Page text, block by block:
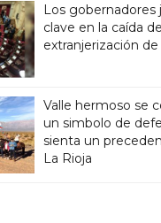
Los gobernadores
clave en la caída
extranjerización de
Valle hermoso se
un simbolo de
sienta un
La Rioja